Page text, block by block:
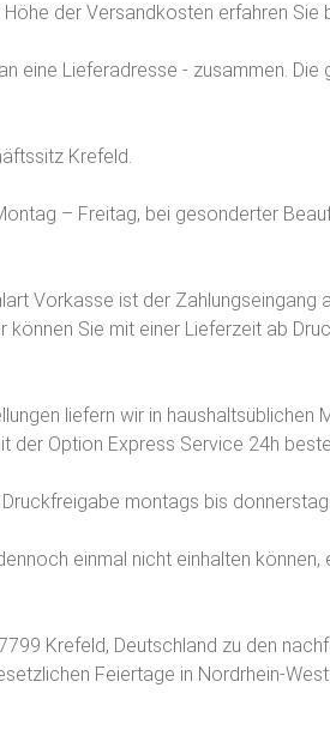
der Versandkosten erfahren Sie
eine Lieferadresse - zusammen.
Krefeld.
– Freitag, bei gesonderter
Vorkasse ist der Zahlungseingang
Sie mit einer Lieferzeit ab
liefern wir in haushaltsüblichen
der Option Express Service 24h
montags bis
einmal nicht einhalten
Krefeld, Deutschland zu den
Feiertage in Nordrhein-